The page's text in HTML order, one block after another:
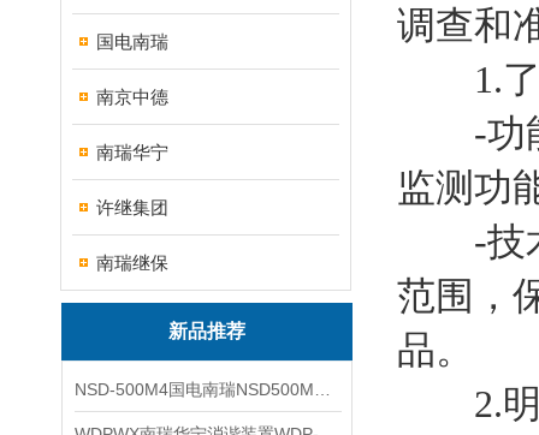
国电南瑞
南京中德
南瑞华宁
许继集团
南瑞继保
新品推荐
调查和
1.了
-功能
监测功
-技术
范围，
品。
2.明